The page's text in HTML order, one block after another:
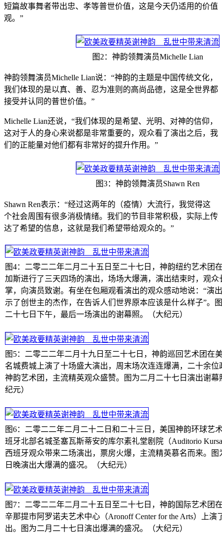
短篇故事舞者带出忠、孝等普世价值，这是今天仍适用的价值
观。”
图2：神韵领舞演员Michelle Lian
神韵领舞演员Michelle Lian说：“神韵的主题是中国传统文化，
我们体现的是以真、善、忍为准则的高尚品德，这是全世界都
接受并认同的普世价值。”
Michelle Lian还说，“我们体现的是希望、光明、对神的信仰，
这对于人的身心来说都是非常重要的，观众看了演出之后，我
们的正能量对他们都有非常好的提升作用。”
图3：神韵领舞演员Shawn Ren
Shawn Ren表示：“经过这两年的（疫情）大流行，我觉得这
个社会周围有很多消极情绪。我们的节目非常积极，实际上传
达了希望的信息，这就是我们希望带给观众的。”
图4：二零二二年二月二十五日至二十七日，神韵纽约艺术团
加斯进行了三天四场的演出，场场大爆满，演出结束时，观众
掌，向演员致谢。有坐在包厢观看演出的观众感动地说：“演
示了创世主的杰作，在告诉人们世界原本应该是什么样子”。
二十七日下午，最后一场演出的谢幕照。（大纪元）
图5：二零二二年二月十九日至二十七日，神韵巡回艺术团在
名城费城上演了十场盛大演出，周末场次连连爆满，二十余位
神韵艺术团，主流精英观众盛赞。图为二月二十七日演出谢幕
纪元）
图6：二零二二年二月二十二日和二十三日，美国神韵环球艺
班牙北部名城圣塞瓦斯蒂安的库尔素礼堂剧院（Auditorio
西班牙观众带来二场演出，票房火爆，主流精英慕名而来。图
日晚演出大爆满的盛况。（大纪元）
图7：二零二二年二月二十五日至二十七日，神韵国际艺术团
辛那提市阿罗诺夫艺术中心（Aronoff Center for the Arts）上演
出。图为二月二十七日演出爆满的盛况。（大纪元）